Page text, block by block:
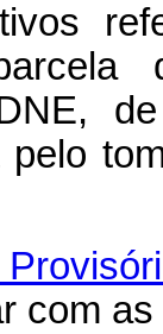
pelo
com